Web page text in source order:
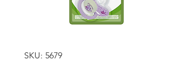
SKU: 5679